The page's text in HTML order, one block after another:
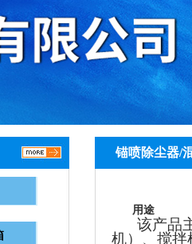
锚喷除尘器/
用途
该产品
机）、搅拌